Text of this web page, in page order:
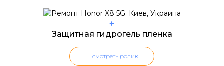
+
Защитная гидрогель пленка
смотреть ролик